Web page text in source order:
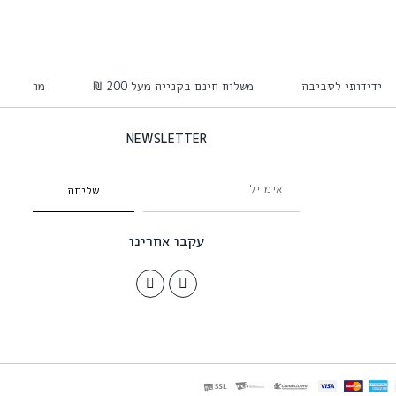
ידידותי לסביבה משלוח חינם בקנייה מעל 200 ₪
NEWSLETTER
שליחה
עקבו אחרינו